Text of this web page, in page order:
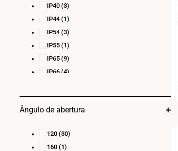
IP40 (3)
IP44 (1)
IP54 (3)
IP55 (1)
IP65 (9)
IP66 (4)
Ângulo de abertura
120 (30)
160 (1)